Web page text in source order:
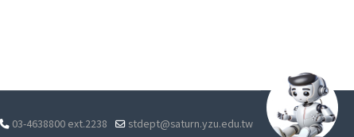
03-4638800 ext.2238 stdept@saturn.yzu.edu.tw